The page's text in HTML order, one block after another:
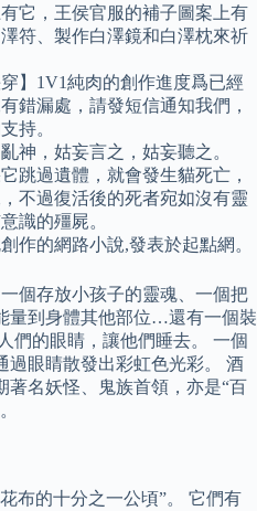
它，王侯官服的補子圖案上有
符、製作白澤鏡和白澤枕來祈
】1V1純肉的創作進度爲已經
錯漏處，請發短信通知我們，
持。
神，姑妄言之，姑妄聽之。
跳過遺體，就會發生貓死亡，
不過復活後的死者宛如沒有靈
識的殭屍。
作的網路小說,發表於起點網。
個存放小孩子的靈魂、一個把
量到身體其他部位…還有一個裝
們的眼睛，讓他們睡去。 一個
過眼睛散發出彩虹色光彩。 酒
著名妖怪、鬼族首領，亦是“百
布的十分之一公頃”。 它們有